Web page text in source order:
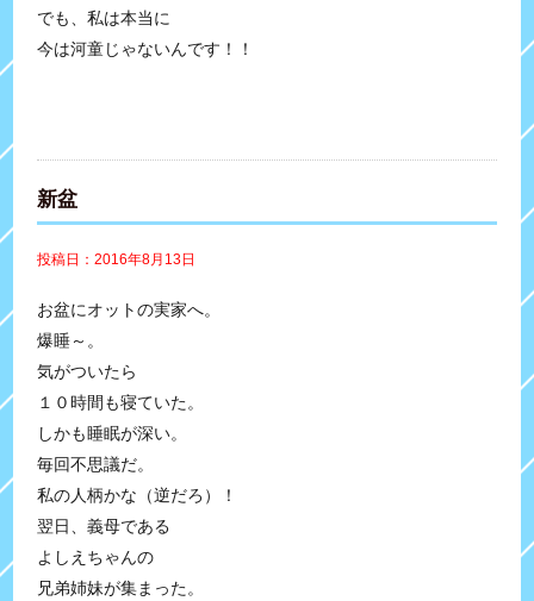
でも、私は本当に
今は河童じゃないんです！！
新盆
投稿日：2016年8月13日
お盆にオットの実家へ。
爆睡～。
気がついたら
１０時間も寝ていた。
しかも睡眠が深い。
毎回不思議だ。
私の人柄かな（逆だろ）！
翌日、義母である
よしえちゃんの
兄弟姉妹が集まった。